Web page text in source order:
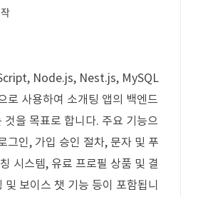
Node.js, Nest.js, MySQL
로 사용하여 소개팅 앱의 백엔드
것을 목표로 합니다. 주요 기능으
그인, 가입 승인 절차, 문자 및 푸
시스템, 유료 프로필 상품 및 결
및 보이스 챗 기능 등이 포함됩니